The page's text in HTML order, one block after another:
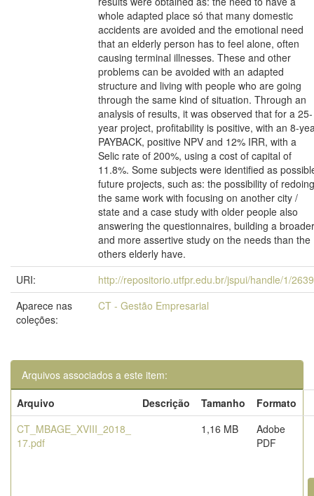
whole adapted place só that many domestic
accidents are avoided and the emotional need
that an elderly person has to feel alone, often
causing terminal illnesses. These and other
problems can be avoided with an adapted
structure and living with people who are going
through the same kind of situation. Through an
analysis of results, it was observed that for a 25-
year project, profitability is positive, with an 8-
PAYBACK, positive NPV and 12% IRR, with a
Selic rate of 200%, using a cost of capital of
11.8%. Some subjects were identified as
future projects, such as: the possibility of redoing
the same work with focusing on another city /
state and a case study with older people also
answering the questionnaires, building a broader
and more assertive study on the needs than the
others elderly have.
URI:
http://repositorio.utfpr.edu.br/jspui/handle/1/
Aparece nas
coleções:
CT - Gestão Empresarial
Arquivos associados a este item:
Arquivo
Descrição Tamanho
Formato
CT_MBAGE_XVIII_2018_
17.pdf
1,16 MB
Adobe
PDF